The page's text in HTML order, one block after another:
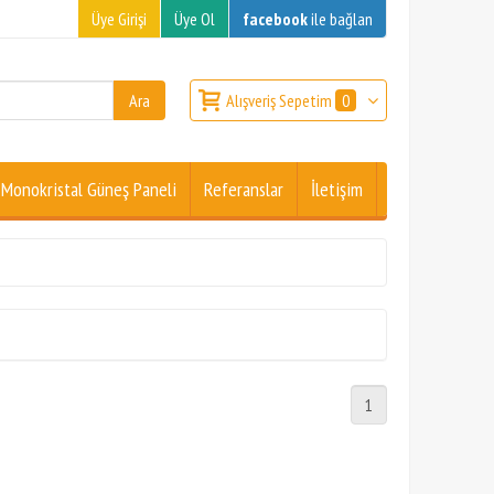
Üye Girişi Üye Ol facebookile bağlan
Alışveriş Sepetim 0
Monokristal Güneş Paneli Referanslar İletişim
1